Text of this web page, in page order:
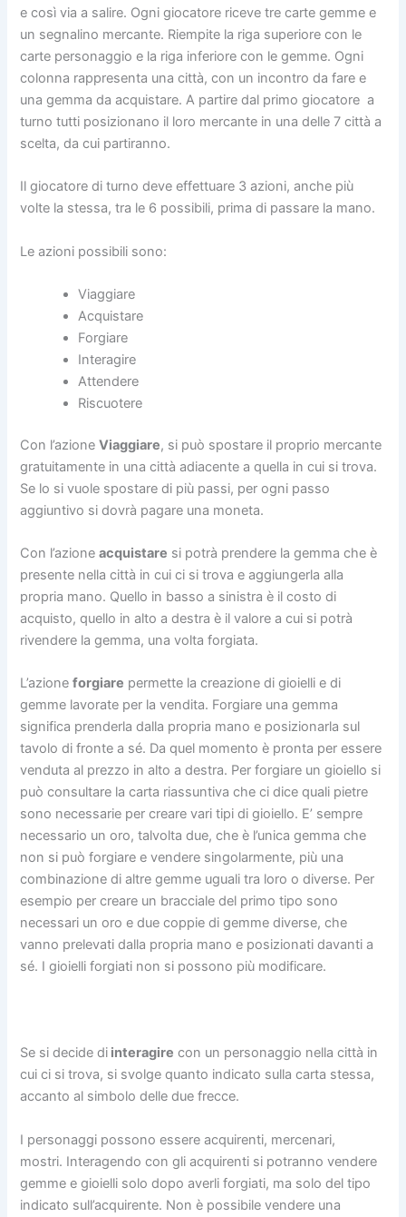
e così via a salire. Ogni giocatore riceve tre carte gemme e
un segnalino mercante. Riempite la riga superiore con le
carte personaggio e la riga inferiore con le gemme. Ogni
colonna rappresenta una città, con un incontro da fare e
una gemma da acquistare. A partire dal primo giocatore a
turno tutti posizionano il loro mercante in una delle 7 città a
scelta, da cui partiranno.
Il giocatore di turno deve effettuare 3 azioni, anche più
volte la stessa, tra le 6 possibili, prima di passare la mano.
Le azioni possibili sono:
Viaggiare
Acquistare
Forgiare
Interagire
Attendere
Riscuotere
Con l’azioneViaggiare, si può spostare il proprio mercante
gratuitamente in una città adiacente a quella in cui si trova.
Se lo si vuole spostare di più passi, per ogni passo
aggiuntivo si dovrà pagare una moneta.
Con l’azioneacquistare si potrà prendere la gemma che è
presente nella città in cui ci si trova e aggiungerla alla
propria mano. Quello in basso a sinistra è il costo di
acquisto, quello in alto a destra è il valore a cui si potrà
rivendere la gemma, una volta forgiata.
L’azioneforgiare permette la creazione di gioielli e di
gemme lavorate per la vendita. Forgiare una gemma
significa prenderla dalla propria mano e posizionarla sul
tavolo di fronte a sé. Da quel momento è pronta per essere
venduta al prezzo in alto a destra. Per forgiare un gioiello si
può consultare la carta riassuntiva che ci dice quali pietre
sono necessarie per creare vari tipi di gioiello. E’ sempre
necessario un oro, talvolta due, che è l’unica gemma che
non si può forgiare e vendere singolarmente, più una
combinazione di altre gemme uguali tra loro o diverse. Per
esempio per creare un bracciale del primo tipo sono
necessari un oro e due coppie di gemme diverse, che
vanno prelevati dalla propria mano e posizionati davanti a
sé. I gioielli forgiati non si possono più modificare.
Se si decide di interagire con un personaggio nella città in
cui ci si trova, si svolge quanto indicato sulla carta stessa,
accanto al simbolo delle due frecce.
I personaggi possono essere acquirenti, mercenari,
mostri. Interagendo con gli acquirenti si potranno vendere
gemme e gioielli solo dopo averli forgiati, ma solo del tipo
indicato sull’acquirente. Non è possibile vendere una